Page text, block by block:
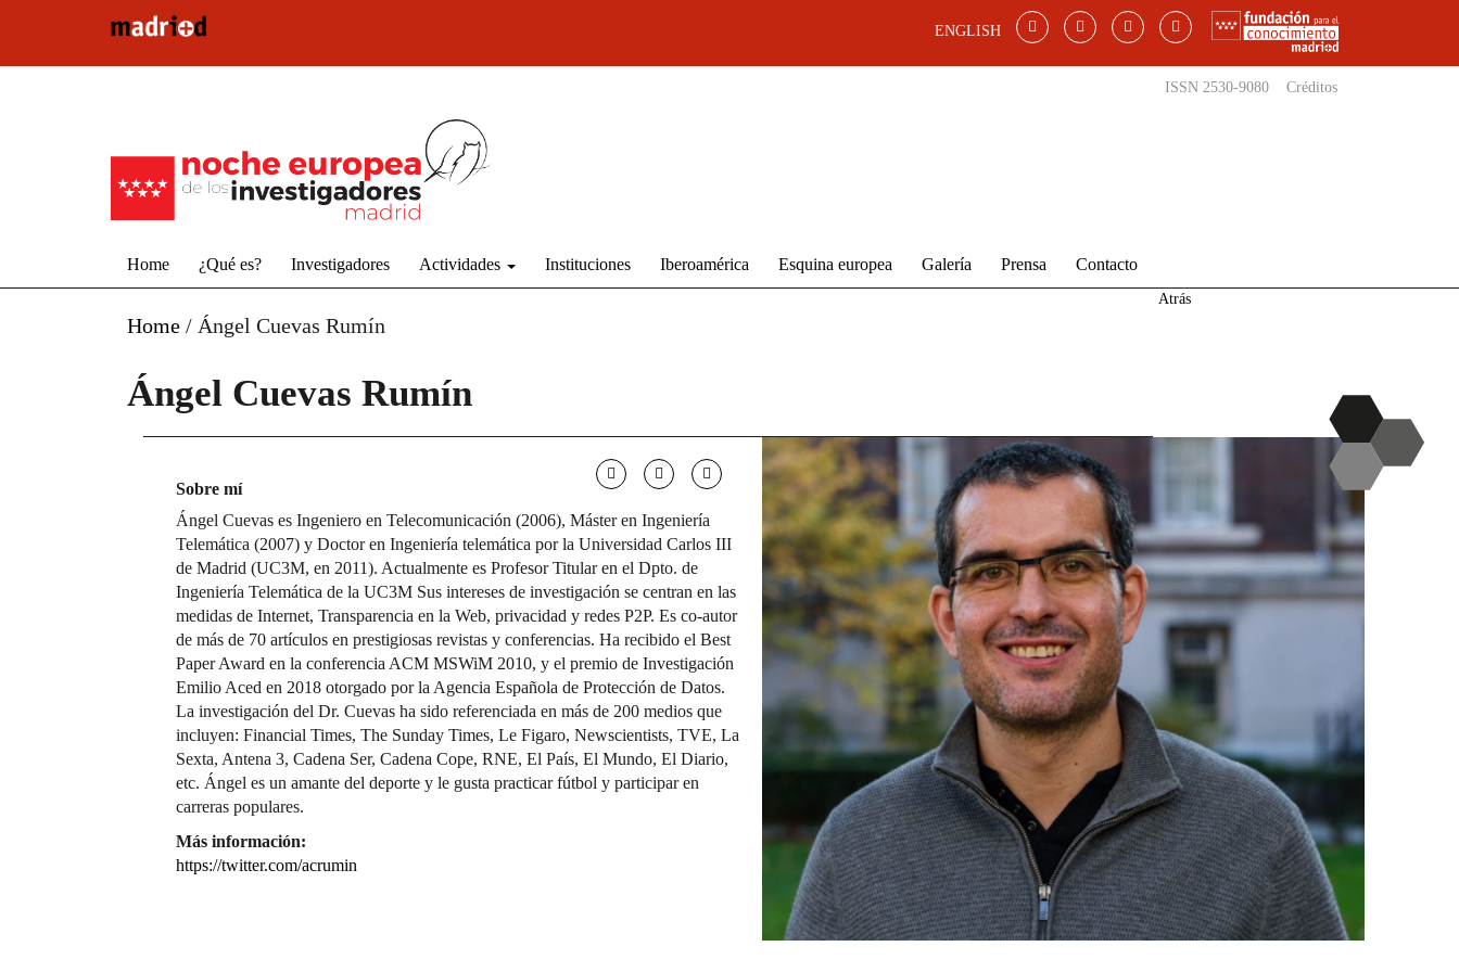
ENGLISH
ISSN 2530-9080 Créditos
Home ¿Qué es? Investigadores Actividades Instituciones Iberoamérica Esquina europea Galería Prensa Contacto
Home / Ángel Cuevas Rumín
Atrás
Ángel Cuevas Rumín
Sobre mí
Ángel Cuevas es Ingeniero en Telecomunicación (2006), Máster en Ingeniería
Telemática (2007) y Doctor en Ingeniería telemática por la Universidad Carlos III
de Madrid (UC3M, en 2011). Actualmente es Profesor Titular en el Dpto. de
Ingeniería Telemática de la UC3M Sus intereses de investigación se centran en las
medidas de Internet, Transparencia en la Web, privacidad y redes P2P. Es co-autor
de más de 70 artículos en prestigiosas revistas y conferencias. Ha recibido el Best
Paper Award en la conferencia ACM MSWiM 2010, y el premio de Investigación
Emilio Aced en 2018 otorgado por la Agencia Española de Protección de Datos.
La investigación del Dr. Cuevas ha sido referenciada en más de 200 medios que
incluyen: Financial Times, The Sunday Times, Le Figaro, Newscientists, TVE, La
Sexta, Antena 3, Cadena Ser, Cadena Cope, RNE, El País, El Mundo, El Diario,
etc. Ángel es un amante del deporte y le gusta practicar fútbol y participar en
carreras populares.
Más información:
https://twitter.com/acrumin